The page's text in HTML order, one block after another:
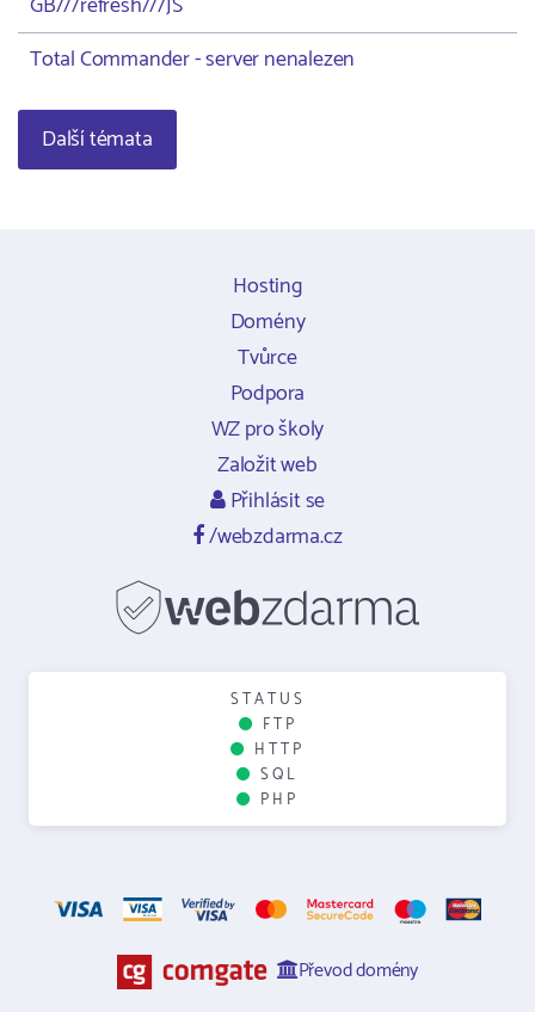
Total Commander - server nenalezen
Další témata
Hosting
Domény
Tvůrce
Podpora
WZ pro školy
Založit web
Přihlásit se
/webzdarma.cz
STATUS
FTP
HTTP
SQL
PHP
Převod domény